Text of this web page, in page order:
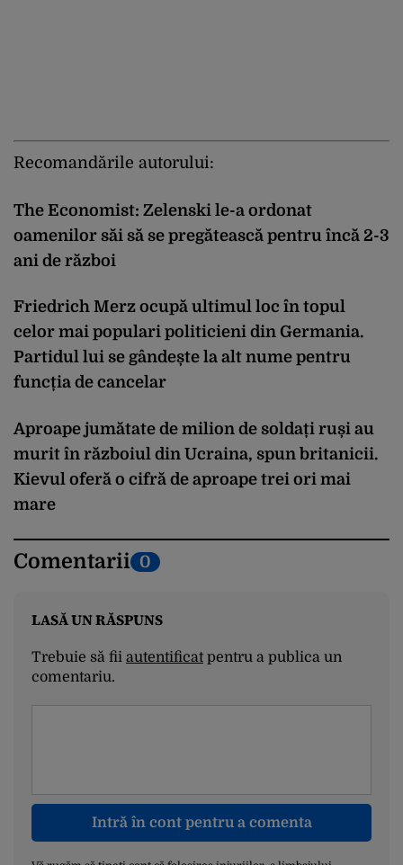
Recomandările autorului:
The Economist: Zelenski le-a ordonat
oamenilor săi să se pregătească pentru încă 2-3
ani de război
Friedrich Merz ocupă ultimul loc în topul
celor mai populari politicieni din Germania.
Partidul lui se gândește la alt nume pentru
funcția de cancelar
Aproape jumătate de milion de soldați ruși au
murit în războiul din Ucraina, spun britanicii.
Kievul oferă o cifră de aproape trei ori mai
mare
Comentarii 0
LASĂ UN RĂSPUNS
Trebuie să fii autentificatpentru a publica un
comentariu.
Intră în cont pentru a comenta